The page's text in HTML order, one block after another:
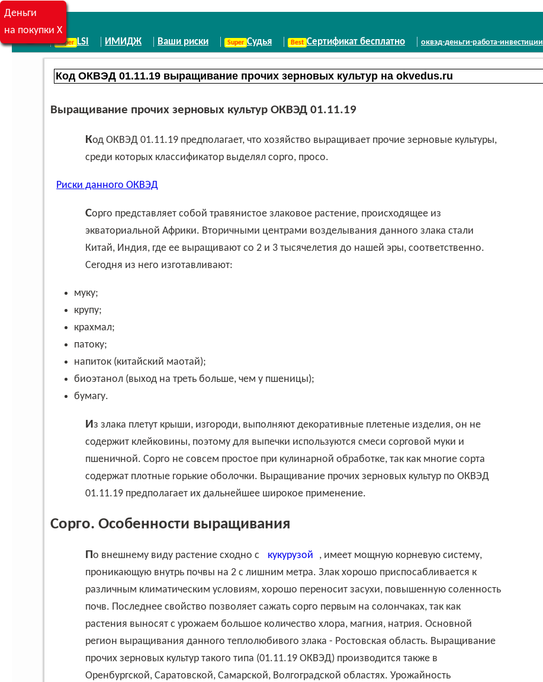
LSI ИМИДЖ Ваши риски Судья Сертификат бесплатно оквэд-деньги-работа-инвестиции
Выращивание прочих зерновых культур ОКВЭД 01.11.19
Код ОКВЭД 01.11.19 предполагает, что хозяйство выращивает прочие зерновые культуры,
среди которых классификатор выделял сорго, просо.
Риски данного ОКВЭД
Сорго представляет собой травянистое злаковое растение, происходящее из
экваториальной Африки. Вторичными центрами возделывания данного злака стали
Китай, Индия, где ее выращивают со 2 и 3 тысячелетия до нашей эры, соответственно.
Сегодня из него изготавливают:
муку;
крупу;
крахмал;
патоку;
напиток (китайский маотай);
биоэтанол (выход на треть больше, чем у пшеницы);
бумагу.
Из злака плетут крыши, изгороди, выполняют декоративные плетеные изделия, он не
содержит клейковины, поэтому для выпечки используются смеси сорговой муки и
пшеничной. Сорго не совсем простое при кулинарной обработке, так как многие сорта
содержат плотные горькие оболочки. Выращивание прочих зерновых культур по ОКВЭД
01.11.19 предполагает их дальнейшее широкое применение.
Сорго. Особенности выращивания
По внешнему виду растение сходно с кукурузой
, имеет мощную корневую систему,
проникающую внутрь почвы на 2 с лишним метра. Злак хорошо приспосабливается к
различным климатическим условиям, хорошо переносит засухи, повышенную соленность
почв. Последнее свойство позволяет сажать сорго первым на солончаках, так как
растения выносят с урожаем большое количество хлора, магния, натрия. Основной
регион выращивания данного теплолюбивого злака - Ростовская область. Выращивание
прочих зерновых культур такого типа (01.11.19 ОКВЭД) производится также в
Оренбургской, Саратовской, Самарской, Волгоградской областях. Урожайность
Деньги
на покупки X